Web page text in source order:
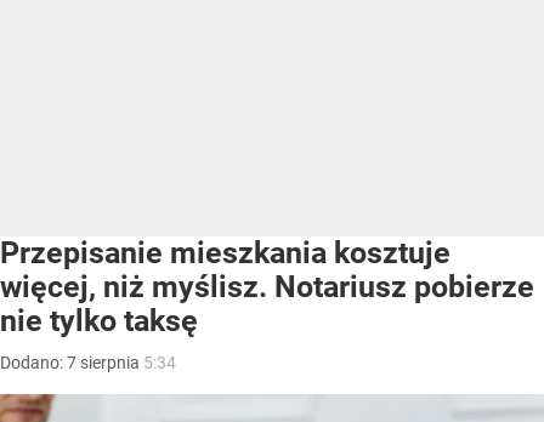
Przepisanie mieszkania kosztuje
więcej, niż myślisz. Notariusz pobierze
nie tylko taksę
Dodano:7 sierpnia 5:34